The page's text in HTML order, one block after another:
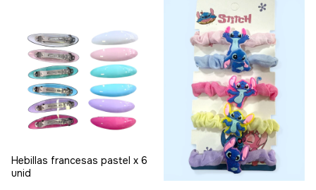
Hebillas francesas pastel x 6
unid